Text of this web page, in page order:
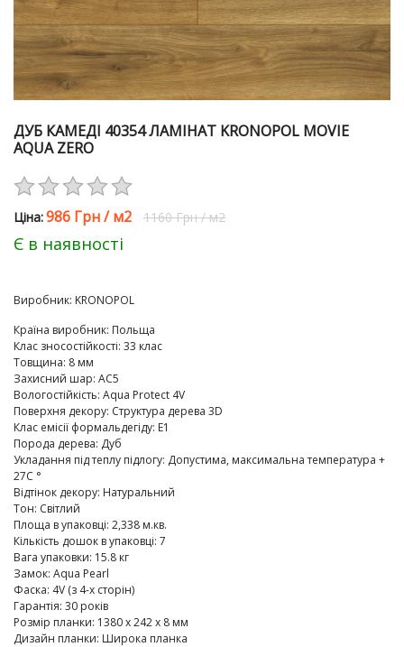
ДУБ КАМЕДІ 40354 ЛАМІНАТ KRONOPOL MOVIE
AQUA ZERO
Цiна:986 Грн/м2 1160 Грн /м2
Є в наявності
Виробник: KRONOPOL
Країна виробник: Польща
Клас зносостійкості: 33 клас
Товщина: 8 мм
Захисний шар: AC5
Вологостійкість: Aqua Protect 4V
Поверхня декору: Структура дерева 3D
Клас емісії формальдегіду: E1
Порода дерева: Дуб
Укладання під теплу підлогу: Допустима, максимальна температура +
27C °
Відтінок декору: Натуральний
Тон: Світлий
Площа в упаковці: 2,338 м.кв.
Кількість дошок в упаковці: 7
Вага упаковки: 15.8 кг
Замок: Aqua Pearl
Фаска: 4V (з 4-х сторін)
Гарантія: 30 років
Розмір планки: 1380 х 242 х 8 мм
Дизайн планки: Широка планка